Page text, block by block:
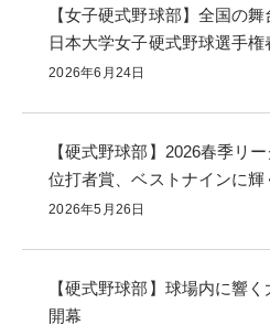
【女子硬式野球部】全国の
日本大学女子硬式野球選手
2026年6月24日
【硬式野球部】2026春季リ
位打者賞、ベストナインに輝
2026年5月26日
【硬式野球部】球場内に響
開幕